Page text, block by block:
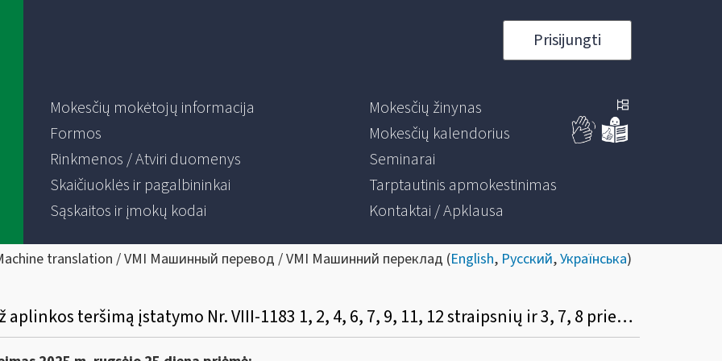
Prisijungti
Mokesčių mokėtojų informacija
Formos
Rinkmenos / Atviri duomenys
Skaičiuoklės ir pagalbininkai
Sąskaitos ir įmokų kodai
Mokesčių žinynas
Mokesčių kalendorius
Seminarai
Tarptautinis apmokestinimas
Kontaktai / Apklausa
translation / VMI Машинный перевод / VMI Машинний переклад (English, Русский,Українська)
Dėl Lietuvos Respublikos mokesčio už aplinkos teršimą įstatymo Nr. VIII-1183 1, 2, 4, 6, 7, 9, 11, 12 straipsnių ir 3, 7, 8 priedų pakeitimo įstatymo